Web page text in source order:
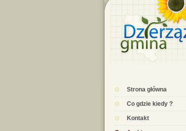
Strona główna
Co gdzie kiedy ?
Kontakt